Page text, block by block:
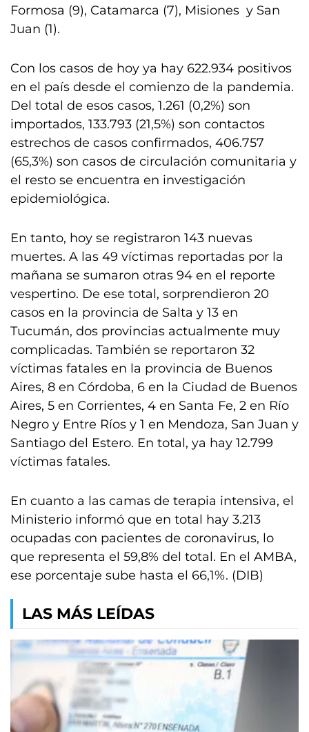
Formosa (9), Catamarca (7), Misiones y San
Juan (1).
Con los casos de hoy ya hay 622.934 positivos
en el país desde el comienzo de la pandemia.
Del total de esos casos, 1.261 (0,2%) son
importados, 133.793 (21,5%) son contactos
estrechos de casos confirmados, 406.757
(65,3%) son casos de circulación comunitaria y
el resto se encuentra en investigación
epidemiológica.
En tanto, hoy se registraron 143 nuevas
muertes. A las 49 víctimas reportadas por la
mañana se sumaron otras 94 en el reporte
vespertino. De ese total, sorprendieron 20
casos en la provincia de Salta y 13 en
Tucumán, dos provincias actualmente muy
complicadas. También se reportaron 32
víctimas fatales en la provincia de Buenos
Aires, 8 en Córdoba, 6 en la Ciudad de Buenos
Aires, 5 en Corrientes, 4 en Santa Fe, 2 en Río
Negro y Entre Ríos y 1 en Mendoza, San Juan y
Santiago del Estero. En total, ya hay 12.799
víctimas fatales.
En cuanto a las camas de terapia intensiva, el
Ministerio informó que en total hay 3.213
ocupadas con pacientes de coronavirus, lo
que representa el 59,8% del total. En el AMBA,
ese porcentaje sube hasta el 66,1%. (DIB)
LAS MÁS LEÍDAS